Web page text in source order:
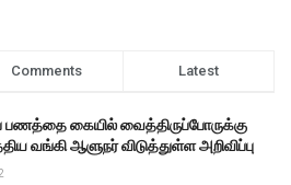
Comments Latest
பணத்தை கையில் வைத்திருப்போருக்கு
வங்கி ஆளுநர் விடுத்துள்ள அறிவிப்பு